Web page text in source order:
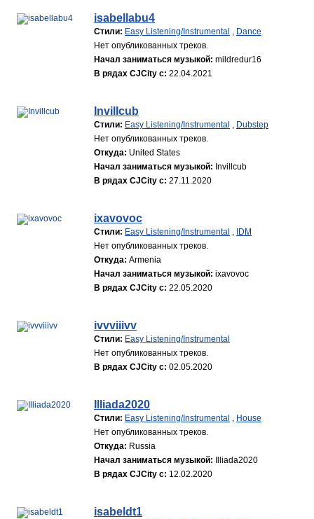
isabellabu4
Стили: Easy Listening/Instrumental , Dance
Нет опубликованных треков.
Начал заниматься музыкой: mildredur16
В рядах CJCity с: 22.04.2021
Invillcub
Стили: Easy Listening/Instrumental , Dubstep
Нет опубликованных треков.
Откуда: United States
Начал заниматься музыкой: Invillcub
В рядах CJCity с: 27.11.2020
ixavovoc
Стили: Easy Listening/Instrumental , IDM
Нет опубликованных треков.
Откуда: Armenia
Начал заниматься музыкой: ixavovoc
В рядах CJCity с: 22.05.2020
ivvviiivv
Стили: Easy Listening/Instrumental
Нет опубликованных треков.
В рядах CJCity с: 02.05.2020
Illiada2020
Стили: Easy Listening/Instrumental , House
Нет опубликованных треков.
Откуда: Russia
Начал заниматься музыкой:
Illiada2020
В рядах CJCity с: 12.02.2020
isabeldt1